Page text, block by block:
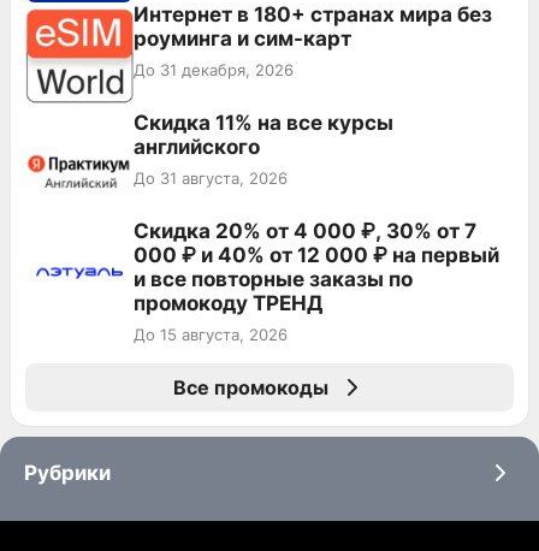
Интернет в 180+ странах мира без
роуминга и сим-карт
До 31 декабря, 2026
Скидка 11% на все курсы
английского
До 31 августа, 2026
Скидка 20% от 4 000 ₽, 30% от 7
000 ₽ и 40% от 12 000 ₽ на первый
и все повторные заказы по
промокоду ТРЕНД
До 15 августа, 2026
Все промокоды
Рубрики